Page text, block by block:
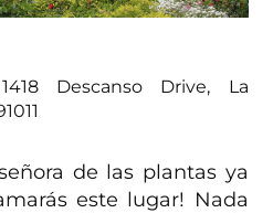
Descanso Drive, La
de las plantas ya
este lugar! Nada